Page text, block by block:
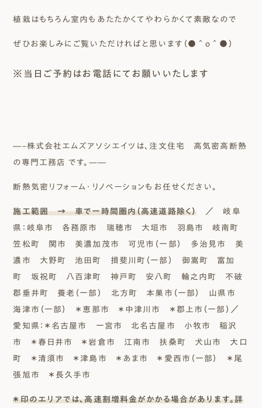
植栽はもちろん室内もあたたかくてやわらかくて素敵なので
ぜひお楽しみにご覧いただければと思います（●＾o＾●）
※当日ご予約はお電話にてお願いいたします
―–株式会社エムズアソシエイツは、注文住宅 高気密高断熱
の専門工務店 です。—―
断熱気密リフォーム・リノベーションもお任せください。
施工範囲 → 車で一時間圏内（高速道路除く） ／ 岐阜
県：岐阜市 各務原市 瑞穂市 大垣市 羽島市 岐南町
笠松町 関市 美濃加茂市 可児市（一部） 多治見市 美
濃市 大野町 池田町 揖斐川町（一部） 御嵩町 富加
町 坂祝町 八百津町 神戸町 安八町 輪之内町 不破
郡垂井町 養老（一部） 北方町 本巣市（一部） 山県市
海津市（一部） ＊恵那市 ＊中津川市 ＊郡上市（一部）／
愛知県：＊名古屋市 一宮市 北名古屋市 小牧市 稲沢
市 ＊春日井市 ＊岩倉市 江南市 扶桑町 犬山市 大口
町 ＊清須市 ＊津島市 ＊あま市 ＊愛西市（一部） ＊尾
張旭市 ＊長久手市
＊印のエリアでは、高速割増料金がかかる場合があります。詳